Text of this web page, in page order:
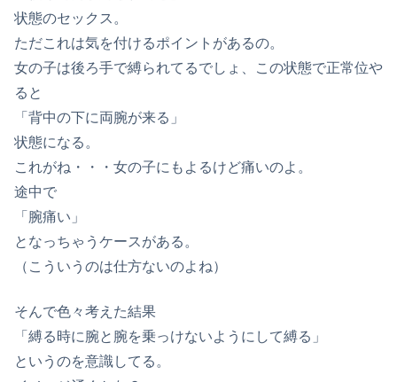
状態のセックス。
ただこれは気を付けるポイントがあるの。
女の子は後ろ手で縛られてるでしょ、この状態で正常位や
ると
「背中の下に両腕が来る」
状態になる。
これがね・・・女の子にもよるけど痛いのよ。
途中で
「腕痛い」
となっちゃうケースがある。
（こういうのは仕方ないのよね）
そんで色々考えた結果
「縛る時に腕と腕を乗っけないようにして縛る」
というのを意識してる。